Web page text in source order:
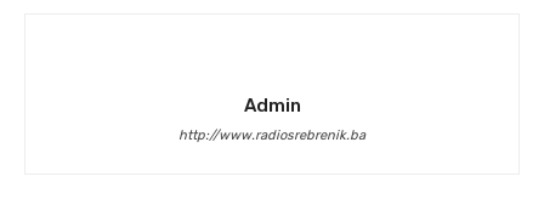
Admin
http://www.radiosrebrenik.ba